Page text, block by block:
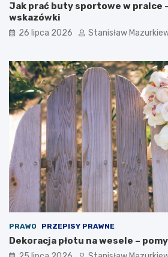
Jak prać buty sportowe w pralce
wskazówki
26 lipca 2026 Stanisław
PRAWO PRZEPISY PRAWNE
Dekoracja płotu na wesele –